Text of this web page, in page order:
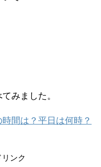
みました。
間は？平日は何時？
ンク